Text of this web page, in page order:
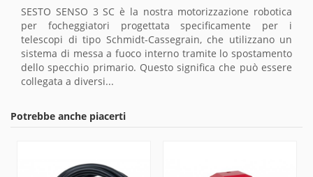
SESTO SENSO 3 SC è la nostra motorizzazione robotica
per focheggiatori progettata specificamente per i
telescopi di tipo Schmidt-Cassegrain, che utilizzano un
sistema di messa a fuoco interno tramite lo spostamento
dello specchio primario. Questo significa che può essere
collegata a diversi...
Potrebbe anche piacerti